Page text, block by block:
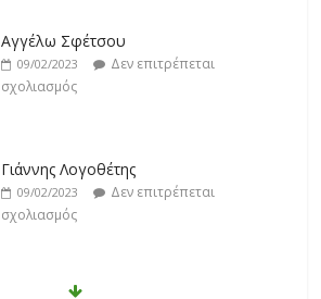
Γιάννης Λογοθέτης
09/02/2023
Δεν επιτρέπεται
σχολιασμός
Anemos
03/02/2023
Δεν επιτρέπεται
σχολιασμός